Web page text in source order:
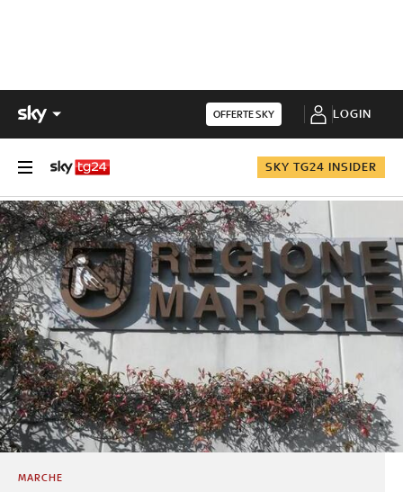
OFFERTE SKY LOGIN
SKY TG24 INSIDER
MARCHE